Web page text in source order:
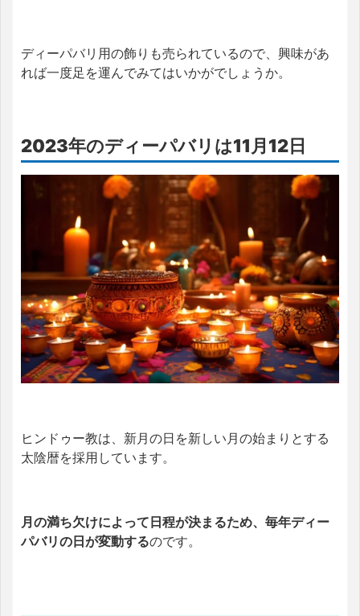
ディーパバリ用の飾りも売られているので、興味があ
れば一度足を運んでみてはいかがでしょうか。
2023年のディーパバリは11月12日
ヒンドゥー教は、新月の日を新しい月の始まりとする
太陰暦を採用しています。
月の満ち欠けによって日程が決まるため、毎年ディー
パバリの日が変動するのです。